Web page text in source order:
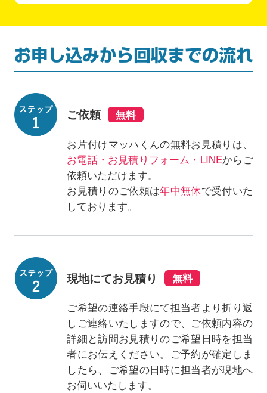
ご依頼
お片付けマッハくんの無料お見積りは、
お電話・お見積りフォーム・LINEからご
依頼いただけます。
お見積りのご依頼は年中無休で受付いた
しております。
現地にてお見積り
ご希望の連絡手段にて担当者より折り返
しご連絡いたしますので、ご依頼内容の
詳細と訪問お見積りのご希望日時を担当
者にお伝えください。ご予約が確定しま
したら、ご希望の日時に担当者が現地へ
お伺いいたします。